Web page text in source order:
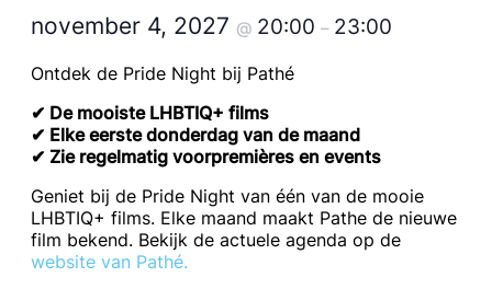
Agenda
november 4, 2027 @ 20:00 – 23:00
Ontdek de Pride Night bij Pathé
✔ De mooiste LHBTIQ+ films
✔ Elke eerste donderdag van de maand
✔ Zie regelmatig voorpremières en events
Geniet bij de Pride Night van één van de mooie
LHBTIQ+ films. Elke maand maakt Pathe de nieuwe
film bekend. Bekijk de actuele agenda op de
website van Pathé.